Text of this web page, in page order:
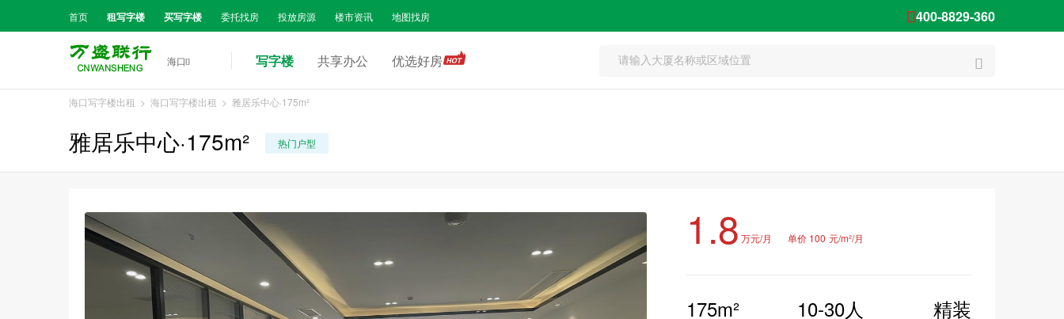
首页 租写字楼 买写字楼 委托找房 投放房源 楼市资讯 地图找房 400-8829-360
海口 写字楼 共享办公 优选好房 
海口写字楼出租 > 海口写字楼出租 > 雅居乐中心·175m²
雅居乐中心·175m² 热门户型
1.8 万元/月 单价 100 元/m²/月
175m² 10-30人 精装